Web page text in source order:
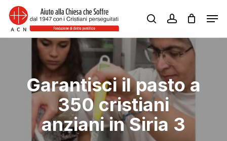
Skip
main
searchaccount
Garantisci il pasto a
350 cristiani
anziani in Siria 3